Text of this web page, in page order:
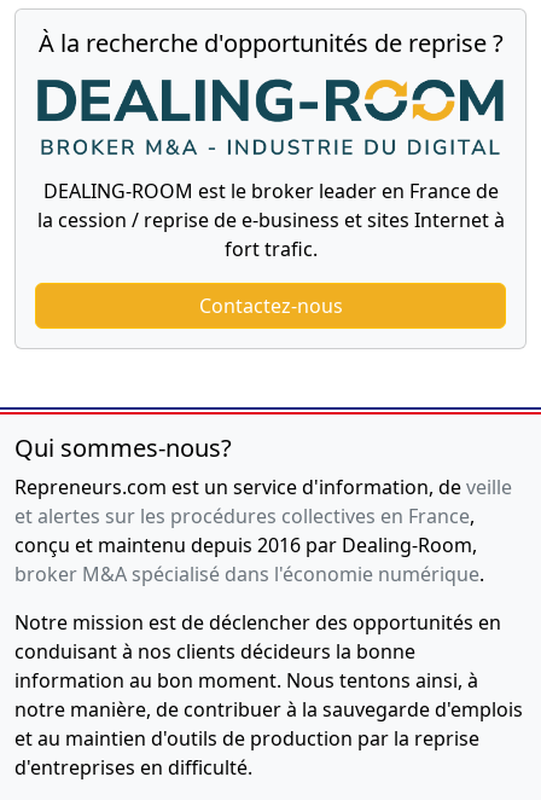
À la recherche d'opportunités de reprise ?
DEALING-ROOM est le broker leader en France de
la cession / reprise de e-business et sites Internet à
fort trafic.
Contactez-nous
Qui sommes-nous?
Repreneurs.com est un service d'information, deveille
et alertes sur les procédures collectives en France,
conçu et maintenu depuis 2016 par Dealing-Room,
broker M&A spécialisé dans l'économie numérique.
Notre mission est de déclencher des opportunités en
conduisant à nos clients décideurs la bonne
information au bon moment. Nous tentons ainsi, à
notre manière, de contribuer à la sauvegarde d'emplois
et au maintien d'outils de production par la reprise
d'entreprises en difficulté.